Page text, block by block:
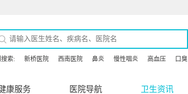
索: 新桥医院 西南医院 鼻炎 慢性咽炎 高血压 口臭
康服务 医院导航 卫生资讯